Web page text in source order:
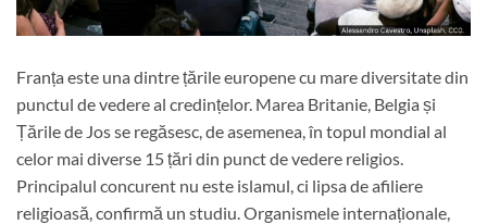
Franța este una dintre țările europene cu mare diversitate din
punctul de vedere al credințelor. Marea Britanie, Belgia și
Țările de Jos se regăsesc, de asemenea, în topul mondial al
celor mai diverse 15 țări din punct de vedere religios.
Principalul concurent nu este islamul, ci lipsa de afiliere
religioasă, confirmă un studiu. Organismele internaționale,